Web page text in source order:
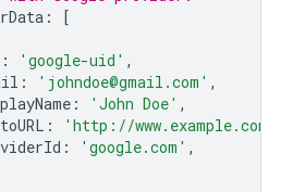
:
[
: 'google-uid' ,
: 'johndoe@gmail.com' ,
: 'John Doe' ,
:
'http://www.example.com/
: 'google.com' ,